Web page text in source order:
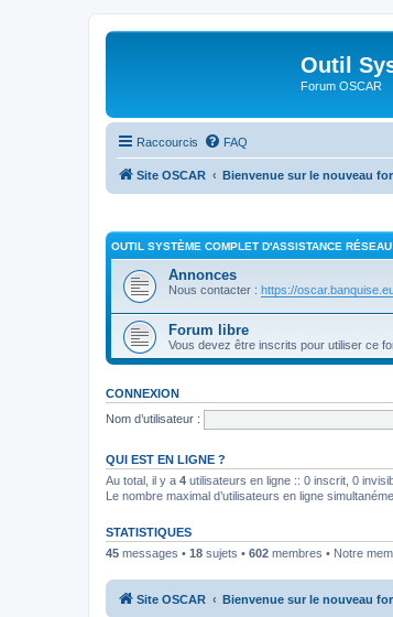
Outil
Forum OSCAR
Raccourcis FAQ
Site OSCAR Bienvenue sur le nouveau
OUTIL SYSTÈME COMPLET D'ASSISTANCE
Annonces
Nous contacter : https://
Forum libre
Vous devez être inscrits pour utiliser ce
CONNEXION
Nom d’utilisateur :
QUI EST EN LIGNE ?
Au total, il y a 4 utilisateurs en ligne :: 0 inscrit, 0
Le nombre maximal d’utilisateurs en ligne
STATISTIQUES
45 messages • 18 sujets • 602 membres • Notre
Site OSCAR Bienvenue sur le nouveau